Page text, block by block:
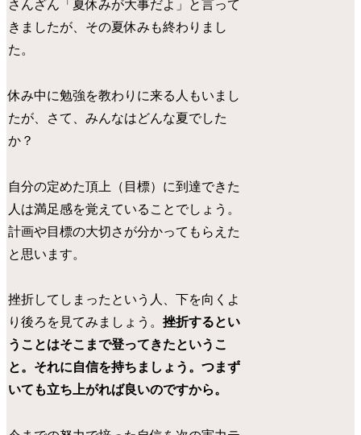
さんざん「夏休みが大事だよ」と言って
きましたが、その夏休みも終わりまし
た。
休み中に勉強を教わりに来る人もいまし
たが、さて、みんなはどんな夏でした
か？
自分の定めた頂上（目標）に到達できた
人は満足感を覚えていることでしょう。
計画や目標の大切さが分かってもらえた
と思います。
挫折してしまったという人、下を向くよ
り後ろを見てみましょう。挫折するとい
うことはそこまで登ってきたというこ
と。それに自信を持ちましょう。つまず
いても立ち上がれば良いのですから。